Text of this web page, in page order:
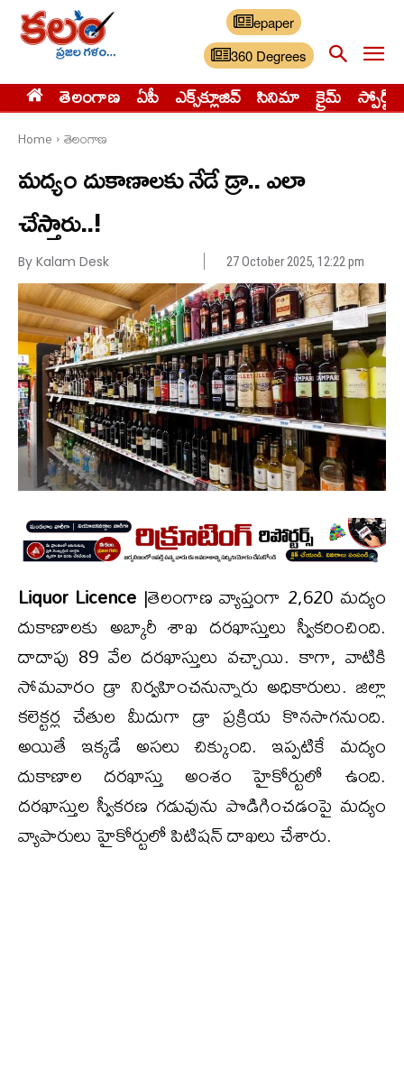
epaper
360 Degrees
తెలంగాణ ఏపీ ఎక్స్‌క్లూజివ్‌ సినిమా క్రైమ్ స్పోర్ట్స్
Home తెలంగాణ
మద్యం దుకాణాలకు నేడే డ్రా.. ఎలా
చేస్తారు..!
By Kalam Desk 27 October 2025, 12:22 pm
Liquor Licence|తెలంగాణ వ్యాప్తంగా 2,620 మద్యం
దుకాణాలకు అబ్కారీ శాఖ దరఖాస్తులు స్వీకరించింది.
దాదాపు 89 వేల దరఖాస్తులు వచ్చాయి. కాగా, వాటికి
సోమవారం డ్రా నిర్వహించనున్నారు అధికారులు. జిల్లా
కలెక్టర్ల చేతుల మీదుగా డ్రా ప్రక్రియ కొనసాగనుంది.
అయితే ఇక్కడే అసలు చిక్కుంది. ఇప్పటికే మద్యం
దుకాణాల దరఖాస్తు అంశం హైకోర్టులో ఉంది.
దరఖాస్తుల స్వీకరణ గడువును పొడిగించడంపై మద్యం
వ్యాపారులు హైకోర్టులో పిటిషన్ దాఖలు చేశారు.